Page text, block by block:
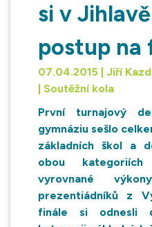
si v
postup na
07.04.2015 | Jiří
| Soutěžní kola
První turnajový
gymnáziu sešlo
základních škol a
obou
vyrovnané
prezentiádníků z
finále si odnesli